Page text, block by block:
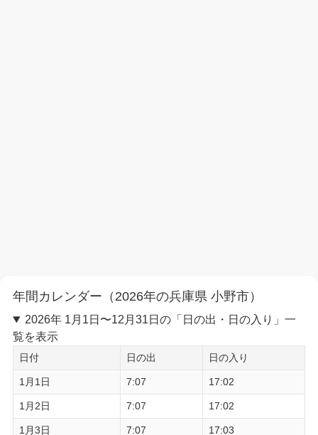
年間カレンダー（2026年の兵庫県 小野市）
2026年 1月1日〜12月31日の「日の出・日の入り」一
覧を表示
日付 日の出 日の入り
1月1日 7:07 17:02
1月2日 7:07 17:02
1月3日 7:07 17:03